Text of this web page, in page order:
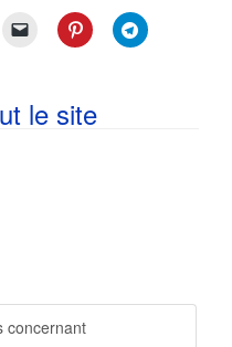
le site
concernant